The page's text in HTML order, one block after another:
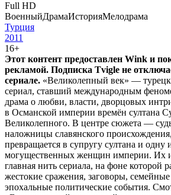
Full HD
ВоенныйДрамаИсторияМелодрама
Турция
2011
16+
Этот контент предоставлен Wink и
рекламой. Подписка Tvigle не
сериале. «Великолепный век» —
сериал, ставший международным
драма о любви, власти, дворцовых
в Османской империи времён султана
Великолепного. В центре сюжета —
наложницы славянского
превращается в супругу султана и одну
могущественных женщин империи. Их
главная нить сериала, на фоне которой
жестокие сражения, заговоры,
эпохальные политические события.